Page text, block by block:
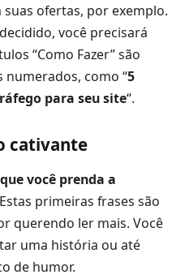
ofertas, por exemplo.
você precisará
“Como Fazer” são
como “5
para seu site“.
cativante
você prenda a
Estas primeiras frases são
querendo ler mais. Você
uma história ou até
de humor.